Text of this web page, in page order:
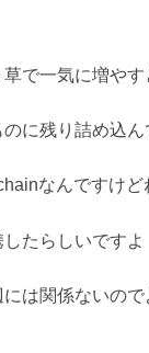
で一気に増や
に残り詰め込
なんですけど
したらしいです
は関係ないの